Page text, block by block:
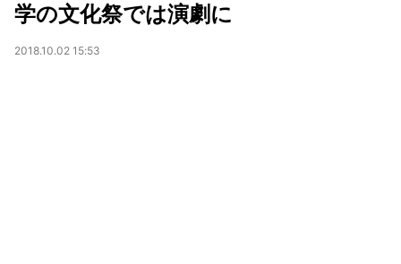
学の文化祭では演劇に
2018.10.02 15:53